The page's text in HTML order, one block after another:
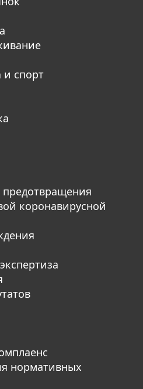
и спорт
коронавирусной
нормативных